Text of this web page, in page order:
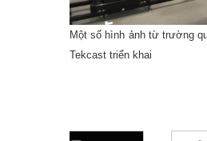
Một số hình ảnh từ trường
Tekcast triển khai